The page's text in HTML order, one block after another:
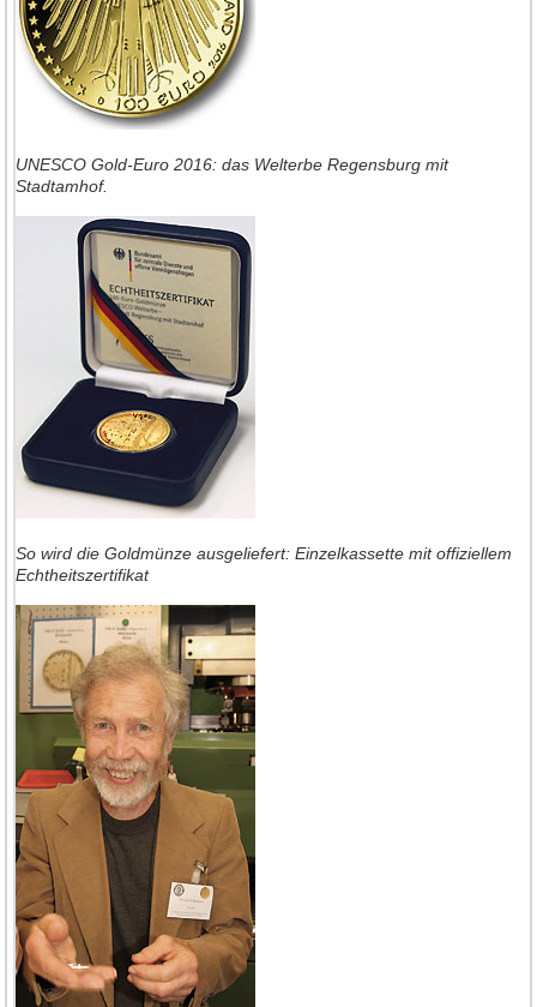
UNESCO Gold-Euro 2016: das Welterbe Regensburg mit
Stadtamhof.
So wird die Goldmünze ausgeliefert: Einzelkassette mit offiziellem
Echtheitszertifikat